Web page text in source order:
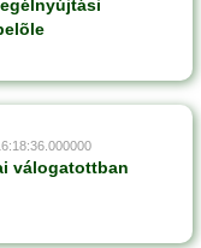
válogatottban